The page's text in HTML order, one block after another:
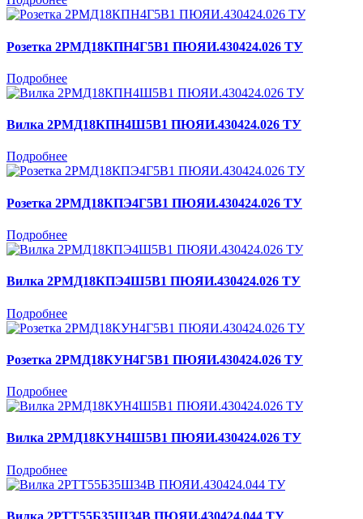
Розетка 2РМД18КПН4Г5В1 ПЮЯИ.430424.026 ТУ
Подробнее
Вилка 2РМД18КПН4Ш5В1 ПЮЯИ.430424.026 ТУ
Подробнее
Розетка 2РМД18КПЭ4Г5В1 ПЮЯИ.430424.026 ТУ
Подробнее
Вилка 2РМД18КПЭ4Ш5В1 ПЮЯИ.430424.026 ТУ
Подробнее
Розетка 2РМД18КУН4Г5В1 ПЮЯИ.430424.026 ТУ
Подробнее
Вилка 2РМД18КУН4Ш5В1 ПЮЯИ.430424.026 ТУ
Подробнее
Вилка 2РТТ55Б35Ш34В ПЮЯИ.430424.044 ТУ